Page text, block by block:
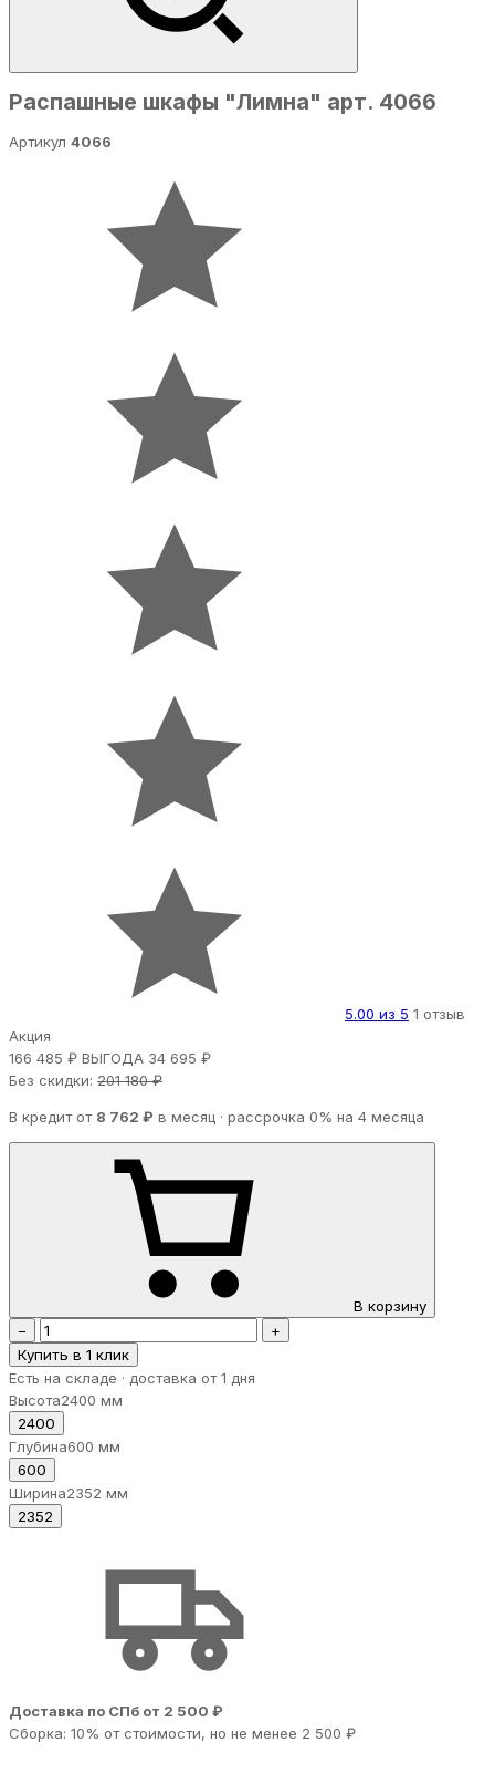
Распашные шкафы "Лимна" арт. 4066
Артикул 4066
5.00 из 5 1 отзыв
Акция
166 485 ₽ ВЫГОДА 34 695 ₽
Без скидки: 201 180 ₽
В кредит от 8 762 ₽ в месяц · рассрочка 0% на 4 месяца
В корзину
−
+
Купить в 1 клик
Есть на складе · доставка от 1 дня
Высота2400 мм
2400
Глубина600 мм
600
Ширина2352 мм
2352
Доставка по СПб от 2 500 ₽
Сборка: 10% от стоимости, но не менее 2 500 ₽